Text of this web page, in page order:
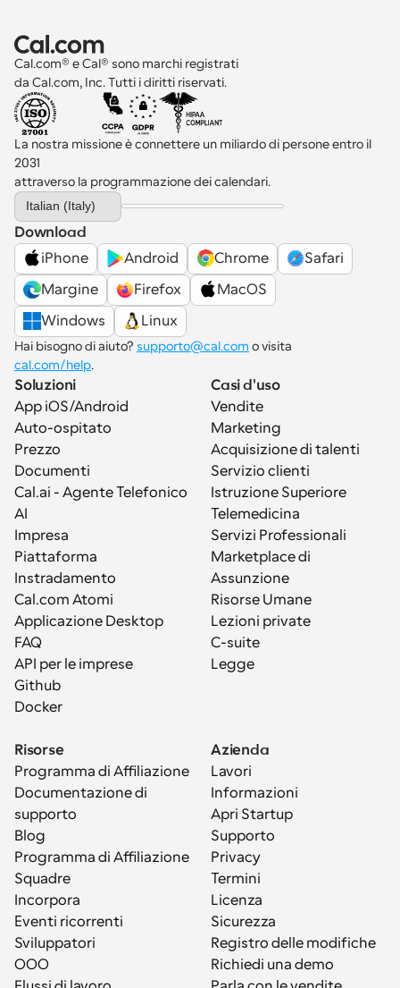
Cal.com® e Cal® sono marchi registrati
da Cal.com, Inc. Tutti i diritti riservati.
La nostra missione è connettere un miliardo di persone entro il
2031
attraverso la programmazione dei calendari.
Select Language
Italian (Italy)
Download
iPhone
Android Chrome
Safari
Margine
Firefox
MacOS
Windows
Linux
Hai bisogno di aiuto? supporto@cal.com
cal.com/help.
Soluzioni
App iOS/Android
Auto-ospitato
Prezzo
Documenti
Cal.ai - Agente Telefonico
AI
Impresa
Piattaforma
Instradamento
Cal.com Atomi
Applicazione Desktop
FAQ
API per le imprese
Github
Docker
Casi d'uso
Vendite
Marketing
Acquisizione di talenti
Servizio clienti
Istruzione Superiore
Telemedicina
Servizi Professionali
Marketplace di
Assunzione
Risorse Umane
Lezioni private
C-suite
Legge
Risorse
Programma di Affiliazione
Documentazione di
supporto
Blog
Programma di Affiliazione
Squadre
Incorpora
Eventi ricorrenti
Sviluppatori
OOO
Azienda
Lavori
Informazioni
Apri Startup
Supporto
Privacy
Termini
Licenza
Sicurezza
Registro delle modifiche
Richiedi una demo